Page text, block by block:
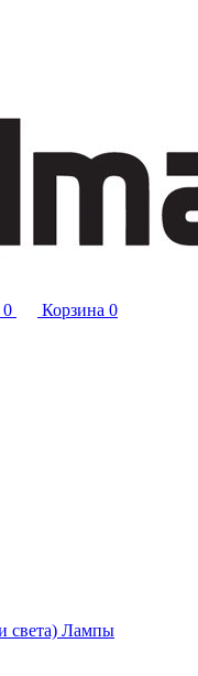
0 Корзина 0
Лампы